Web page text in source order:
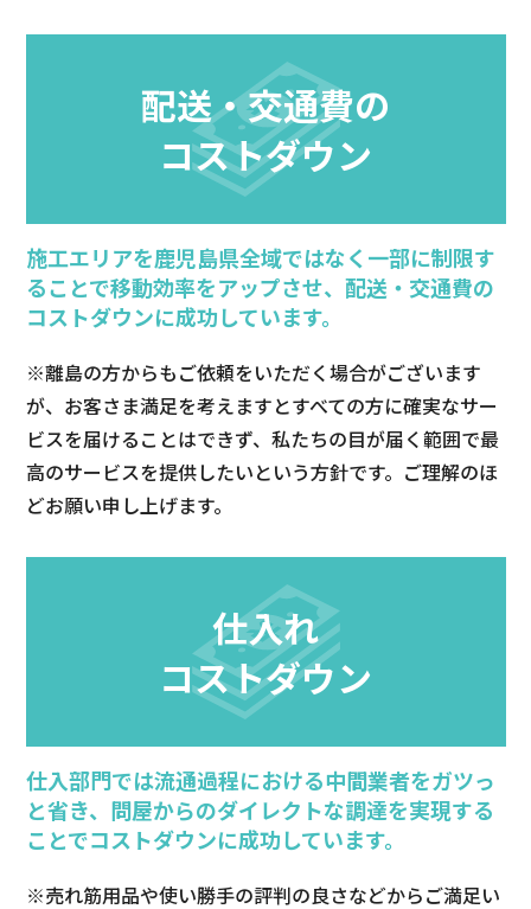
配送・交通費の
コストダウン
施工エリアを鹿児島県全域ではなく一部に制限す
ることで移動効率をアップさせ、配送・交通費の
コストダウンに成功しています。
※離島の方からもご依頼をいただく場合がございます
が、お客さま満足を考えますとすべての方に確実なサー
ビスを届けることはできず、私たちの目が届く範囲で最
高のサービスを提供したいという方針です。ご理解のほ
どお願い申し上げます。
仕入れ
コストダウン
仕入部門では流通過程における中間業者をガツっ
と省き、問屋からのダイレクトな調達を実現する
ことでコストダウンに成功しています。
※売れ筋用品や使い勝手の評判の良さなどからご満足い